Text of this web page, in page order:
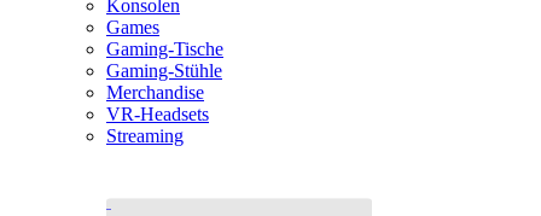
Konsolen
Games
Gaming-Tische
Gaming-Stühle
Merchandise
VR-Headsets
Streaming